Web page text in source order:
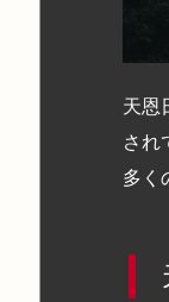
天恩
され
多く